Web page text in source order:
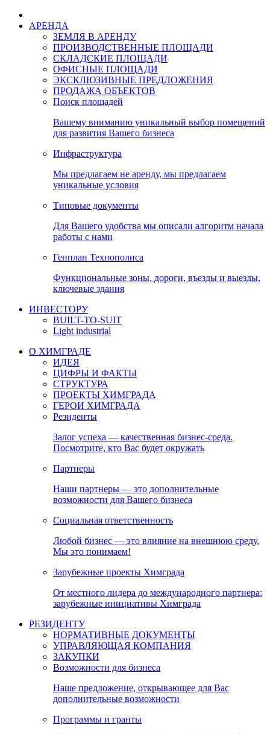
АРЕНДА
ЗЕМЛЯ В АРЕНДУ
ПРОИЗВОДСТВЕННЫЕ ПЛОЩАДИ
СКЛАДСКИЕ ПЛОЩАДИ
ОФИСНЫЕ ПЛОЩАДИ
ЭКСКЛЮЗИВНЫЕ ПРЕДЛОЖЕНИЯ
ПРОДАЖА ОБЪЕКТОВ
Поиск площадей
Вашему вниманию уникальный выбор помещений
для развития Вашего бизнеса
Инфраструктура
Мы предлагаем не аренду, мы предлагаем
уникальные условия
Типовые документы
Для Вашего удобства мы описали алгоритм начала
работы с нами
Генплан Технополиса
Функциональные зоны, дороги, въезды и выезды,
ключевые здания
ИНВЕСТОРУ
BUILT-TO-SUIT
Light industrial
О ХИМГРАДЕ
ИДЕЯ
ЦИФРЫ И ФАКТЫ
СТРУКТУРА
ПРОЕКТЫ ХИМГРАДА
ГЕРОИ ХИМГРАДА
Резиденты
Залог успеха — качественная бизнес-среда.
Посмотрите, кто Вас будет окружать
Партнеры
Наши партнеры — это дополнительные
возможности для Вашего бизнеса
Социальная ответственность
Любой бизнес — это влияние на внешнюю среду.
Мы это понимаем!
Зарубежные проекты Химграда
От местного лидера до международного партнера:
зарубежные инициативы Химграда
РЕЗИДЕНТУ
НОРМАТИВНЫЕ ДОКУМЕНТЫ
УПРАВЛЯЮЩАЯ КОМПАНИЯ
ЗАКУПКИ
Возможности для бизнеса
Наше предложение, открывающее для Вас
дополнительные возможности
Программы и гранты